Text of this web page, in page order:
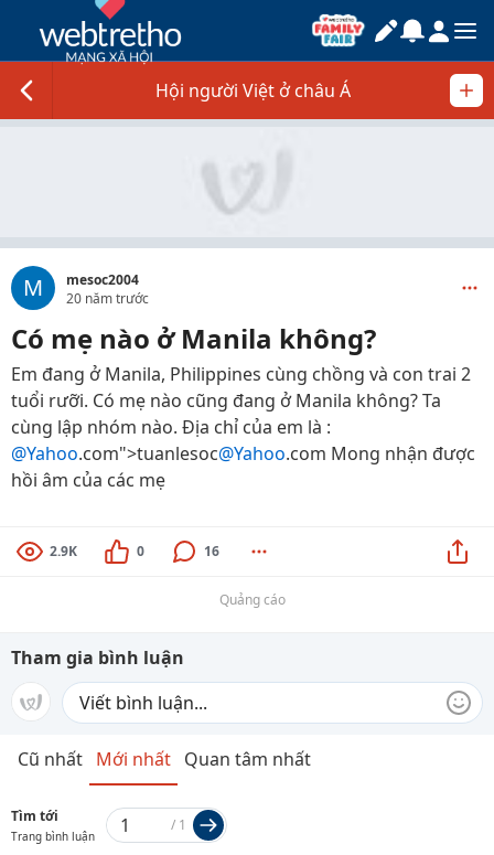
Hội người Việt ở châu Á
M
mesoc2004
20 năm trước
Có mẹ nào ở Manila không?
Em đang ở Manila, Philippines cùng chồng và con trai 2
tuổi rưỡi. Có mẹ nào cũng đang ở Manila không? Ta
cùng lập nhóm nào. Địa chỉ của em là :
@Yahoo.com">tuanlesoc@Yahoo.com Mong nhận được
hồi âm của các mẹ
2.9K 0 16
Quảng cáo
Tham gia bình luận
Cũ nhất Mới nhất Quan tâm nhất
Tìm tới
Trang bình luận
/ 1